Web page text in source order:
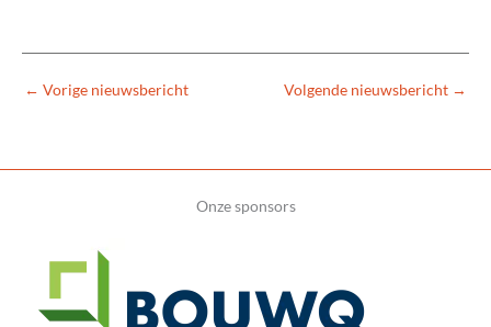
← Vorige nieuwsbericht Volgende nieuwsbericht →
Onze sponsors